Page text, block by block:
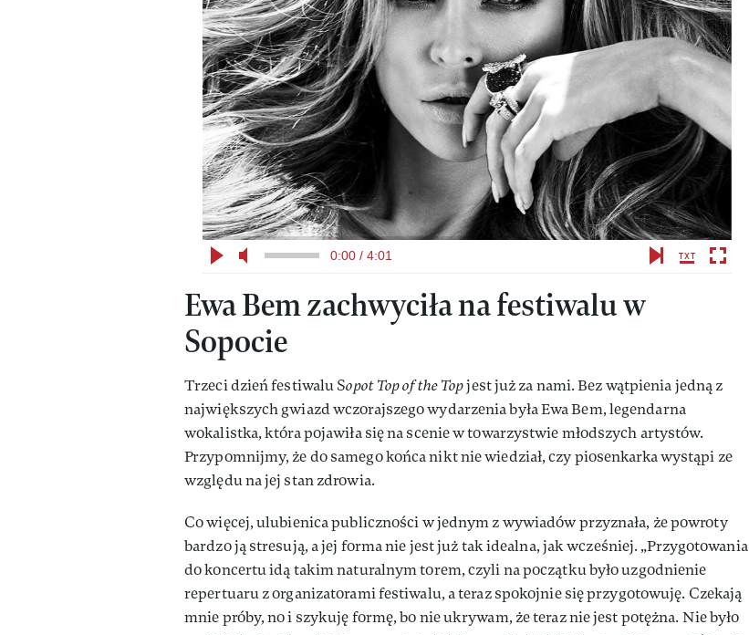
0:00 / 4:01
Ewa Bem zachwyciła na festiwalu w
Sopocie
Trzeci dzień festiwalu Sopot Top of the Topjest już za nami. Bez wątpienia jedną z
największych gwiazd wczorajszego wydarzenia była Ewa Bem, legendarna
wokalistka, która pojawiła się na scenie w towarzystwie młodszych artystów.
Przypomnijmy, że do samego końca nikt nie wiedział, czy piosenkarka wystąpi ze
względu na jej stan zdrowia.
Co więcej, ulubienica publiczności w jednym z wywiadów przyznała, że powroty
bardzo ją stresują, a jej forma nie jest już tak idealna, jak wcześniej. „Przygotowania
do koncertu idą takim naturalnym torem, czyli na początku było uzgodnienie
repertuaru z organizatorami festiwalu, a teraz spokojnie się przygotowuję. Czekają
mnie próby, no i szykuję formę, bo nie ukrywam, że teraz nie jest potężna. Nie było